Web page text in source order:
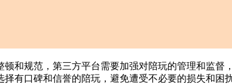
顿和规范，第三方平台需要加强对陪玩的管理和监督
择有口碑和信誉的陪玩，避免遭受不必要的损失和困